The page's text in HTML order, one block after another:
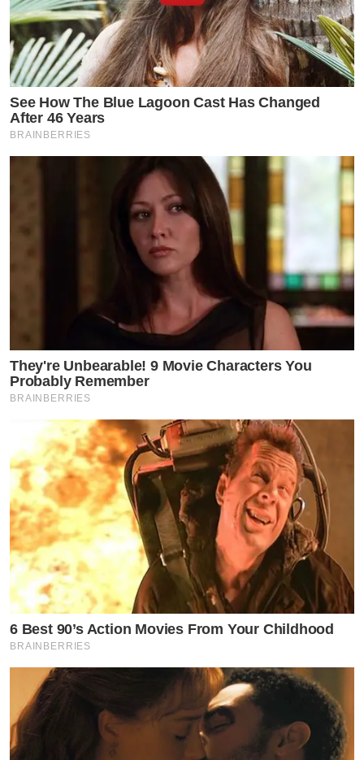
See How The Blue Lagoon Cast Has Changed
After 46 Years
BRAINBERRIES
They're Unbearable! 9 Movie Characters You
Probably Remember
BRAINBERRIES
6 Best 90’s Action Movies From Your Childhood
BRAINBERRIES